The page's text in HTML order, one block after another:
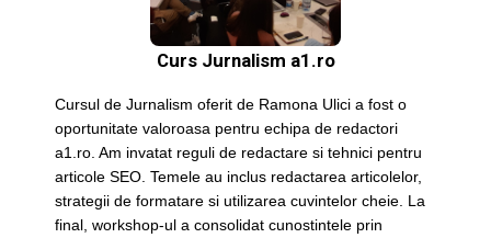
Curs Jurnalism a1.ro
Cursul de Jurnalism oferit de Ramona Ulici a fost o
oportunitate valoroasa pentru echipa de redactori
a1.ro. Am invatat reguli de redactare si tehnici pentru
articole SEO. Temele au inclus redactarea articolelor,
strategii de formatare si utilizarea cuvintelor cheie. La
final, workshop-ul a consolidat cunostintele prin